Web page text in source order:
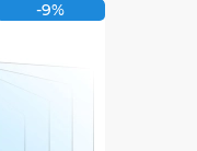
-9%